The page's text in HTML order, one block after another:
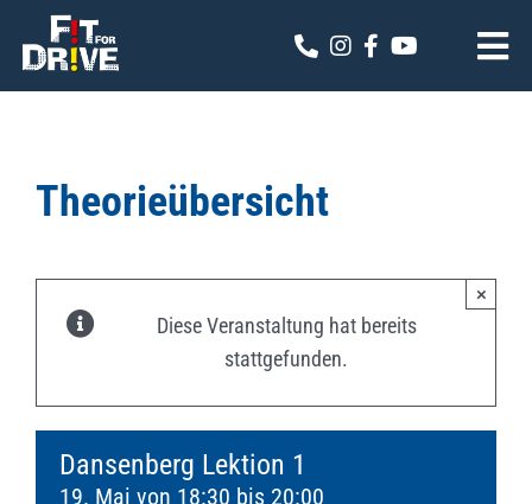
Inhalt
Theoriekalender
Theorieübersicht
Diese Veranstaltung hat bereits
stattgefunden.
×
Dansenberg Lektion 1
19. Mai von 18:30 bis 20:00